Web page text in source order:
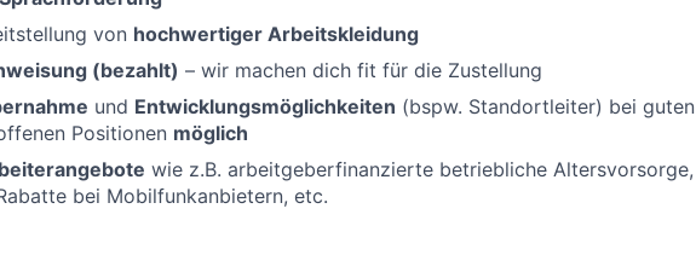
von hochwertiger Arbeitskleidung
(bezahlt) – wir machen dich fit für die Zustellung
und Entwicklungsmöglichkeiten (bspw. Standortleiter) bei guten
Positionen möglich
wie z.B. arbeitgeberfinanzierte betriebliche Altersvorsorge,
bei Mobilfunkanbietern, etc.